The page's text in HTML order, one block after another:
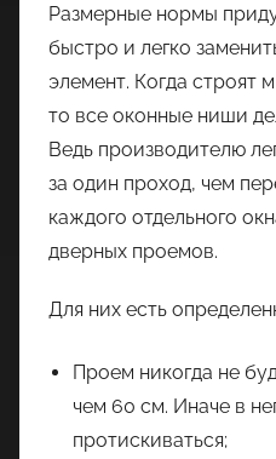
Размерные нормы
быстро и легко
элемент. Когда строят
то все оконные ниши
Ведь производителю
за один проход, чем
каждого отдельного
дверных проемов.
Для них есть
Проем никогда не
чем 60 см. Иначе в
протискиваться;